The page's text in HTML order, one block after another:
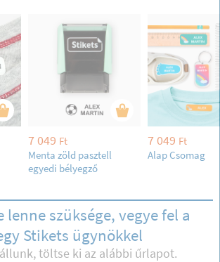
7 049 Ft
Menta zöld pasztell
egyedi bélyegző
7 049 Ft
Alap Csomag
lenne szüksége, vegye fel a
Stikets ügynökkel
töltse ki az alábbi űrlapot.